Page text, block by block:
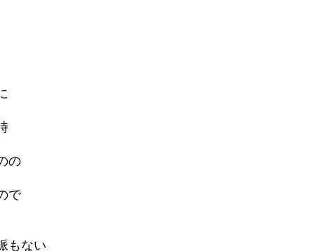
の
で
ない